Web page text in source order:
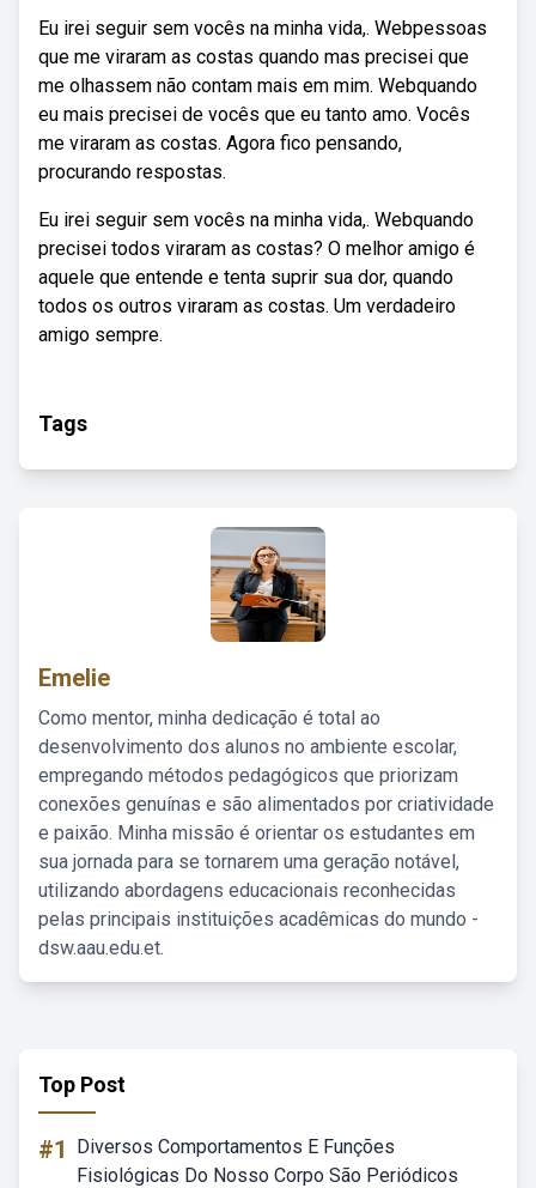
Eu irei seguir sem vocês na minha vida,. Webpessoas
que me viraram as costas quando mas precisei que
me olhassem não contam mais em mim. Webquando
eu mais precisei de vocês que eu tanto amo. Vocês
me viraram as costas. Agora fico pensando,
procurando respostas.
Eu irei seguir sem vocês na minha vida,. Webquando
precisei todos viraram as costas? O melhor amigo é
aquele que entende e tenta suprir sua dor, quando
todos os outros viraram as costas. Um verdadeiro
amigo sempre.
Tags
Emelie
Como mentor, minha dedicação é total ao
desenvolvimento dos alunos no ambiente escolar,
empregando métodos pedagógicos que priorizam
conexões genuínas e são alimentados por criatividade
e paixão. Minha missão é orientar os estudantes em
sua jornada para se tornarem uma geração notável,
utilizando abordagens educacionais reconhecidas
pelas principais instituições acadêmicas do mundo -
dsw.aau.edu.et.
Top Post
#1
Diversos Comportamentos E Funções
Fisiológicas Do Nosso Corpo São Periódicos